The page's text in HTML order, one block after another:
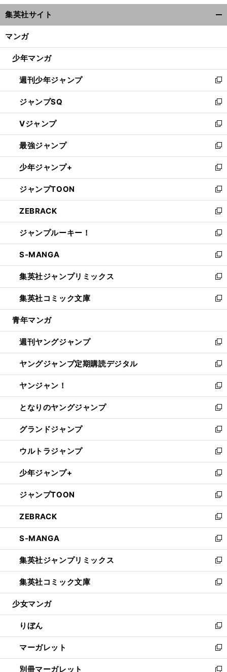
ウ
ィ
ン
ウ
開
く
集英社サイト
マンガ
少年マンガ
週刊少年ジャンプ
新
し
い
ウ
ィ
ン
ド
ウ
で
開
く
ジャンプSQ
新
し
い
ウ
ィ
ン
ド
ウ
で
開
く
Vジャンプ
新
し
い
ウ
ィ
ン
ド
ウ
で
開
く
最強ジャンプ
新
し
い
ウ
ィ
ン
ド
ウ
で
開
く
少年ジャンプ+
新
し
い
ウ
ィ
ン
ド
ウ
で
開
く
ジャンプTOON
新
し
い
ウ
ィ
ン
ド
ウ
で
開
く
ZEBRACK
新
し
い
ウ
ィ
ン
ド
ウ
で
開
ジャンプルーキー！
新
し
い
ウ
ィ
ン
ド
ウ
開
く
S-MANGA
新
し
い
ウ
ィ
ン
ウ
で
開
く
集英社ジャンプリミックス
新
し
い
ウ
ン
ド
ウ
で
開
く
集英社コミック文庫
新
し
ウ
ィ
ン
ド
ウ
で
開
く
青年マンガ
週刊ヤングジャンプ
新
し
い
ウ
ィ
ン
ド
ウ
で
開
く
ヤングジャンプ定期購読デジタル
新
し
い
ウ
ィ
ン
ド
ウ
で
開
く
ヤンジャン！
新
し
い
ウ
ィ
ン
ド
ウ
で
開
く
となりのヤングジャンプ
新
し
い
ウ
ィ
ン
ド
ウ
で
開
く
グランドジャンプ
新
し
い
ウ
ィ
ン
ド
ウ
で
開
く
ウルトラジャンプ
新
し
い
ウ
ィ
ン
ド
ウ
で
開
く
少年ジャンプ+
新
し
い
ウ
ィ
ン
ド
ウ
で
開
く
ジャンプTOON
新
し
い
ウ
ィ
ン
ド
ウ
で
開
ZEBRACK
新
し
い
ウ
ィ
ン
ド
ウ
開
く
S-MANGA
新
し
い
ウ
ィ
ン
ウ
で
開
く
集英社ジャンプリミックス
新
し
い
ウ
ン
ド
ウ
で
開
く
集英社コミック文庫
新
し
ウ
ィ
ン
ド
ウ
で
少女マンガ
りぼん
新
し
い
ウ
マーガレット
新
し
別冊マーガレット